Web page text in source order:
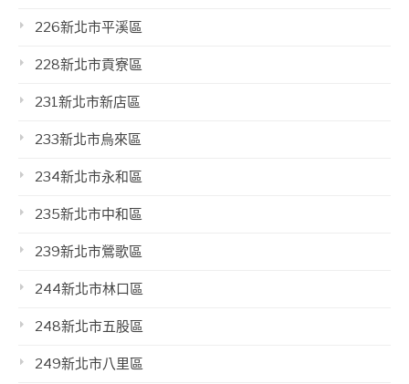
226新北市平溪區
228新北市貢寮區
231新北市新店區
233新北市烏來區
234新北市永和區
235新北市中和區
239新北市鶯歌區
244新北市林口區
248新北市五股區
249新北市八里區